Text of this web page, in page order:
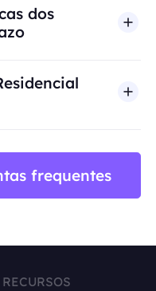
a fraude,
dos
frequentes
RECURSOS